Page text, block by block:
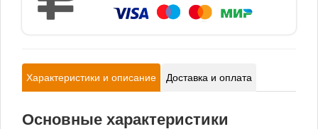
Характеристики и описание Доставка и оплата
Основные характеристики